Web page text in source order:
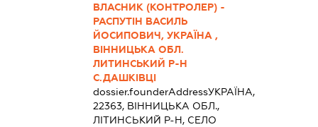
ВЛАСНИК (КОНТРОЛЕР) -
РАСПУТІН ВАСИЛЬ
ЙОСИПОВИЧ, УКРАЇНА ,
ВІННИЦЬКА ОБЛ.
ЛИТИНСЬКИЙ Р-Н
С.ДАШКІВЦІ
dossier.founderAddressУКРАЇНА,
22363, ВІННИЦЬКА ОБЛ.,
ЛІТИНСЬКИЙ Р-Н, СЕЛО